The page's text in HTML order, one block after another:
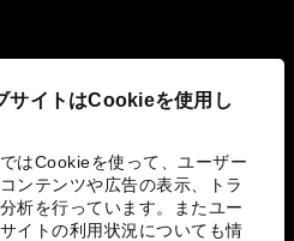
サイトはCookieを使用し
はCookieを使って、ユーザー
ンテンツや広告の表示、トラ
析を行っています。またユー
イトの利用状況についても情
み